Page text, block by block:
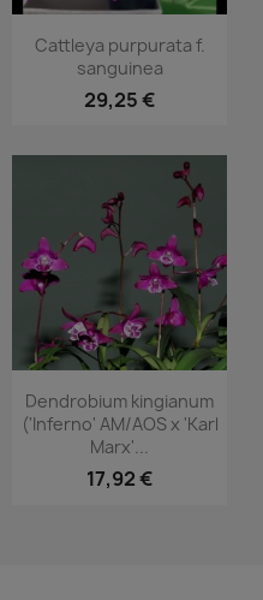
Aperçu rapide
Cattleya purpurata f.
sanguinea
29,25 €
Aperçu rapide
Dendrobium kingianum
('Inferno' AM/AOS x 'Karl
Marx'...
17,92 €